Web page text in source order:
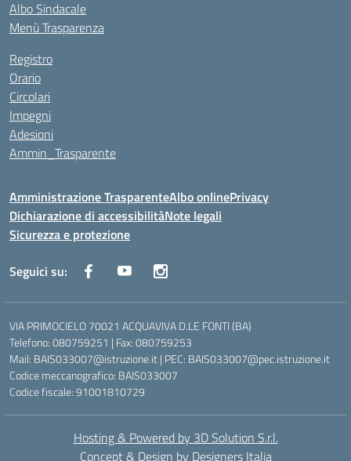
Albo Sindacale
Menù Trasparenza
Registro
Orario
Circolari
Impegni
Adesioni
Ammin_Trasparente
Amministrazione TrasparenteAlbo onlinePrivacy
Dichiarazione di accessibilitàNote legali
Sicurezza e protezione
Seguici su:
VIA PRIMOCIELO 70021 ACQUAVIVA D.LE FONTI (BA)
Telefono: 080759251 | Fax: 080759253
Mail: BAIS033007@istruzione.it | PEC: BAIS033007@pec.istruzione.it
Codice meccanografico: BAIS033007
Codice fiscale: 91001810729
Hosting & Powered by 3D Solution S.r.l.
Concept & Design by Designers Italia